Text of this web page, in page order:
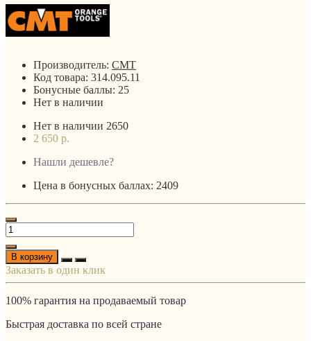
Производитель: CMT
Код товара: 314.095.11
Бонусные баллы: 25
Нет в наличии
Нет в наличии 2650
2 650 р.
Нашли дешевле?
Цена в бонусных баллах: 2409
В корзину
Заказать в один клик
100% гарантия на продаваемый товар
Быстрая доставка по всей стране